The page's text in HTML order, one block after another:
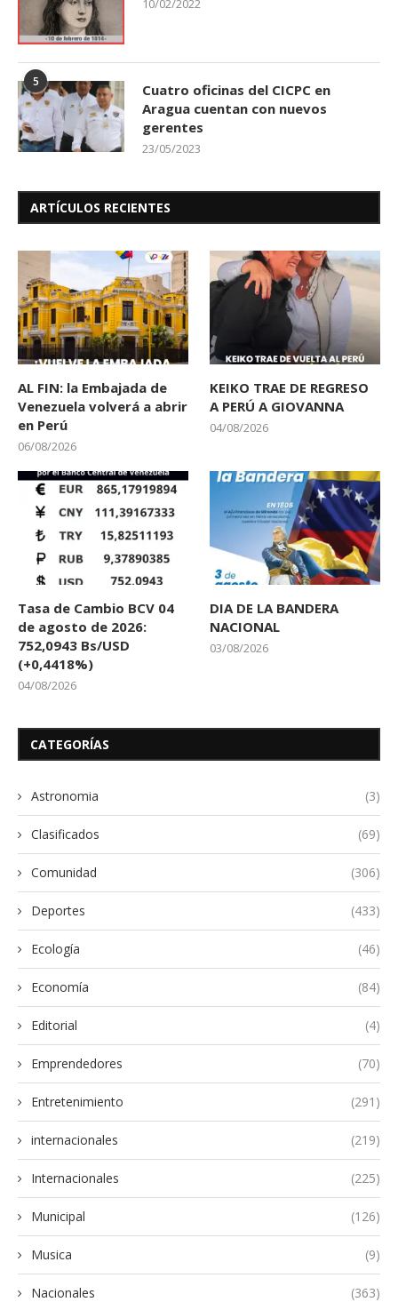
10/02/2022
5
Cuatro oficinas del CICPC en
Aragua cuentan con nuevos
gerentes
23/05/2023
ARTÍCULOS RECIENTES
AL FIN: la Embajada de
Venezuela volverá a abrir
en Perú
06/08/2026
KEIKO TRAE DE REGRESO
A PERÚ A GIOVANNA
04/08/2026
Tasa de Cambio BCV 04
de agosto de 2026:
752,0943 Bs/USD
(+0,4418%)
04/08/2026
DIA DE LA BANDERA
NACIONAL
03/08/2026
CATEGORÍAS
Astronomia (3)
Clasificados (69)
Comunidad (306)
Deportes (433)
Ecología (46)
Economía (84)
Editorial (4)
Emprendedores (70)
Entretenimiento (291)
internacionales (219)
Internacionales (225)
Municipal (126)
Musica (9)
Nacionales (363)